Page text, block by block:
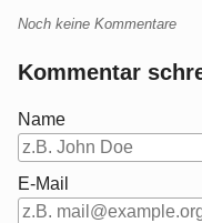
Noch keine Kommentare
Kommentar
Name
E-Mail